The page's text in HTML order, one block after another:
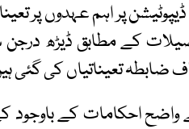
پر اہم عہدوں پر
کے مطابق ڈیڑھ
ضابطہ تعیناتیاں کی گئی
واضح احکامات کے باوجود